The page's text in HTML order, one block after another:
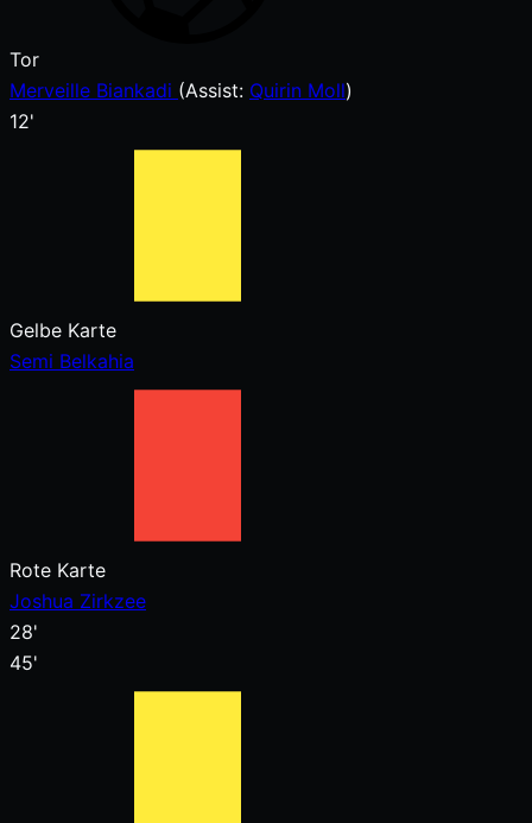
Tor
Merveille Biankadi (Assist: Quirin Moll)
12'
Gelbe Karte
Semi Belkahia
Rote Karte
Joshua Zirkzee
28'
45'